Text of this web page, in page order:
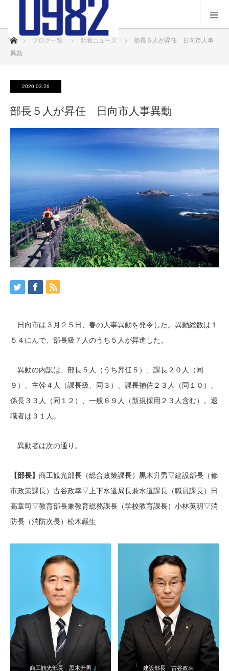
ホームブログ一覧 新着ニュース
部長５人が昇任 日向市人事
異動
2020.03.26
部長５人が昇任 日向市人事異動
日向市は３月２５日、春の人事異動を発令した。異動総数は１
５４にんで、部長級７人のうち５人が昇進した。
異動の内訳は、部長５人（うち昇任５）、課長２０人（同
９）、主幹４人（課長級、同３）、課長補佐２３人（同１０）、
係長３３人（同１２）、一般６９人（新規採用２３人含む）。退
職者は３１人。
異動者は次の通り。
【部長】 商工観光部長（総合政策課長）黒木升男▽建設部長（都
市政策課長）古谷政幸▽上下水道局長兼水道課長（職員課長）日
高章司▽教育部長兼教育総務課長（学校教育課長）小林英明▽消
防長（消防次長）松木嚴生
商工観光部長 黒木升男 建設部長 古谷政幸